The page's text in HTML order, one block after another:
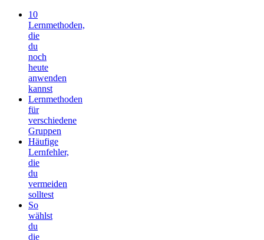
10
Lernmethoden,
die
du
noch
heute
anwenden
kannst
Lernmethoden
für
verschiedene
Gruppen
Häufige
Lernfehler,
die
du
vermeiden
solltest
So
wählst
du
die